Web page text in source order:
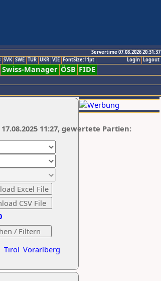
Servertime 07.08.2026 20:31:37
Logout
Login
SVK SWE TUR UKR VIE FontSize:11pt
Swiss-Manager ÖSB FIDE
Tirol Vorarlberg
11:27, gewertete Partien: